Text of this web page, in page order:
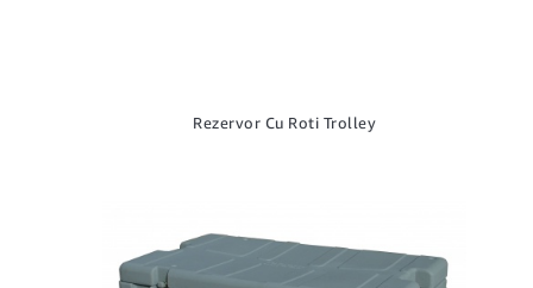
Rezervor Cu Roti Trolley